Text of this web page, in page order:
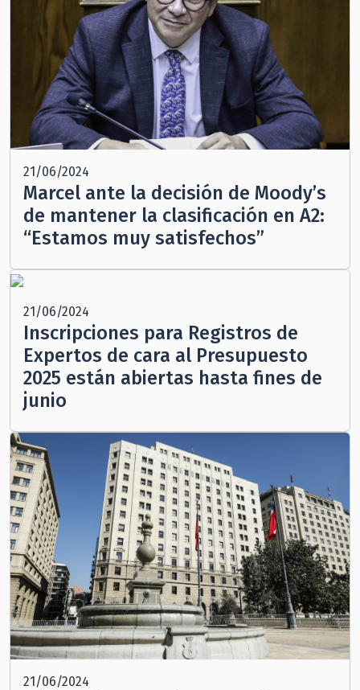
21/06/2024
Marcel ante la decisión de Moody’s
de mantener la clasificación en A2:
“Estamos muy satisfechos”
21/06/2024
Inscripciones para Registros de
Expertos de cara al Presupuesto
2025 están abiertas hasta fines de
junio
21/06/2024